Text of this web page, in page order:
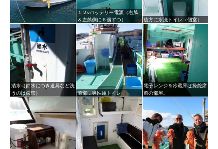
１２vバッテリー電源（右舷
＆左舷側に６個ずつ）
後方に水洗トイレ（個室）
清水（節水につき道具など洗
うのは厳禁）
前部に男性用トイレ
電子レンジ＆冷蔵庫は操舵席
前の部屋。